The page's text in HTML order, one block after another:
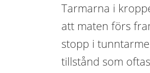
Tarmarna i
att maten förs
stopp i
tillstånd som